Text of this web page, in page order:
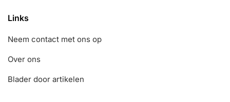
Links
Neem contact met ons op
Over ons
Blader door artikelen